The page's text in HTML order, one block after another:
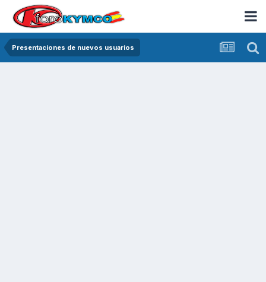
Presentaciones de nuevos usuarios